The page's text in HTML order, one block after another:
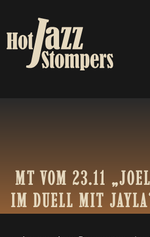
MT VOM 23.11 „JOEL
IM DUELL MIT